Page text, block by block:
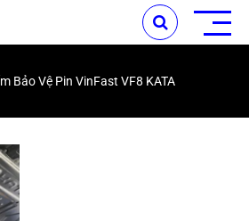
Bảo Vệ Pin VinFast VF8 KATA